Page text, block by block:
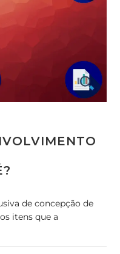
de concepção de
itens que a